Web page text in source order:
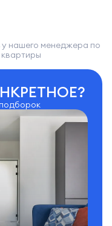
нашего менеджера по